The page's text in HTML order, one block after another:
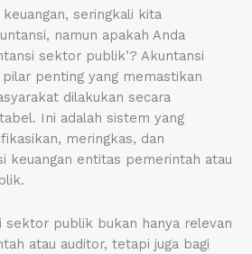
keuangan, seringkali kita
namun apakah Anda
sektor publik’? Akuntansi
penting yang memastikan
dilakukan secara
Ini adalah sistem yang
meringkas, dan
keuangan entitas pemerintah atau
sektor publik bukan hanya relevan
atau auditor, tetapi juga bagi